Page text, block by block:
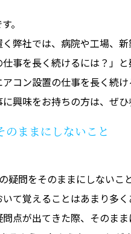
。
弊社では、病院や工場、
仕事を長く続けるには？」
コン設置の仕事を長く続け
興味をお持ちの方は、ぜひ
のままにしないこと
疑問をそのままにしないこと
て覚えることはあまり多く
点が出てきた際、そのま